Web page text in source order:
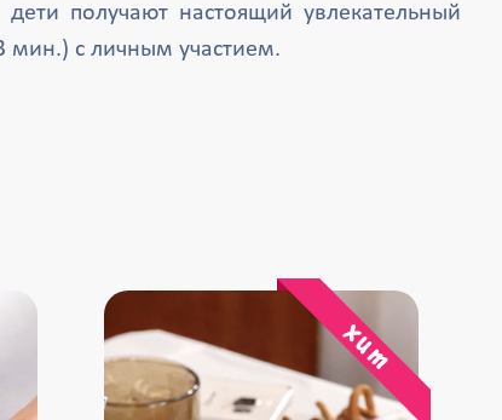
получают настоящий увлекательный
мин.) с личным участием.
хит